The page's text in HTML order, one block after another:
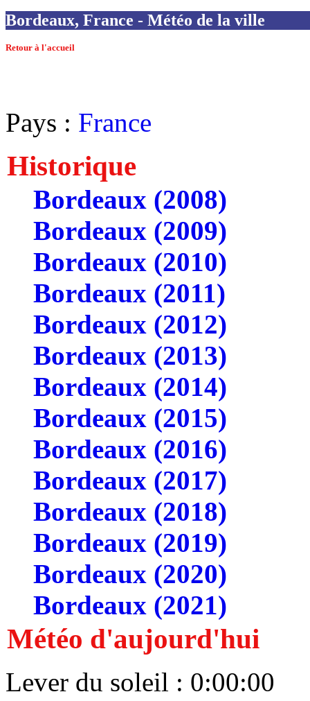
Bordeaux, France - Météo de la ville
Retour à l'accueil
Pays : France
Historique
Bordeaux (2008)
Bordeaux (2009)
Bordeaux (2010)
Bordeaux (2011)
Bordeaux (2012)
Bordeaux (2013)
Bordeaux (2014)
Bordeaux (2015)
Bordeaux (2016)
Bordeaux (2017)
Bordeaux (2018)
Bordeaux (2019)
Bordeaux (2020)
Bordeaux (2021)
Météo d'aujourd'hui
Lever du soleil : 0:00:00